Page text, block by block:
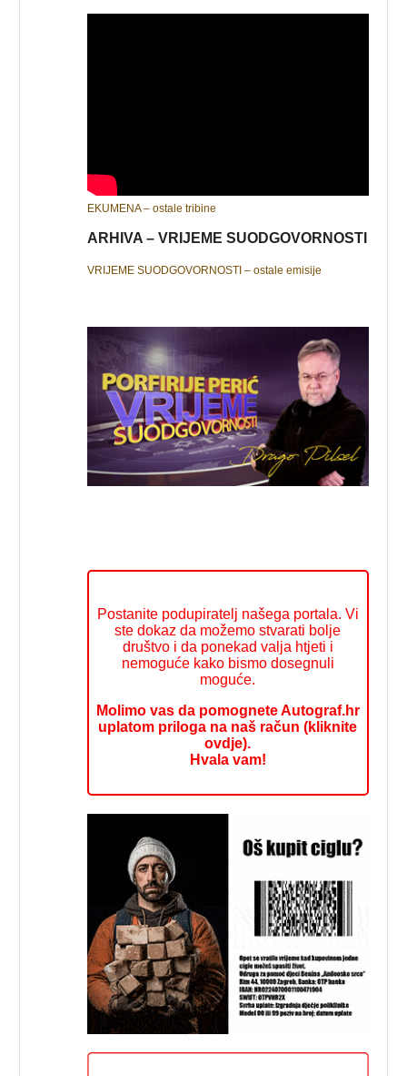
EKUMENA – ostale tribine
ARHIVA – VRIJEME SUODGOVORNOSTI
VRIJEME SUODGOVORNOSTI – ostale emisije
Postanite podupiratelj našega portala. Vi
ste dokaz da možemo stvarati bolje
društvo i da ponekad valja htjeti i
nemoguće kako bismo dosegnuli
moguće.
Molimo vas da pomognete Autograf.hr
uplatom priloga na naš račun (kliknite
ovdje).
Hvala vam!